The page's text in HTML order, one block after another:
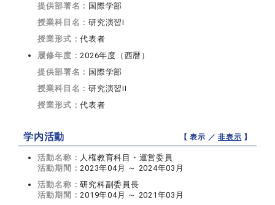
提供部署名： 国際学部
授業科目名：研究演習I
授業形式：代表者
履修年度： 2026年度（西暦）
提供部署名： 国際学部
授業科目名：研究演習II
授業形式：代表者
学内活動 【 表示 ／非表示 】
活動名称： 人権教育科目・運営委員
活動期間： 2023年04月 ～ 2024年03月
活動名称：研究科副委員長
活動期間： 2019年04月 ～ 2021年03月